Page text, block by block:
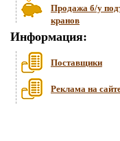
Продажа б/у
кранов
Информация:
Поставщики
Реклама на